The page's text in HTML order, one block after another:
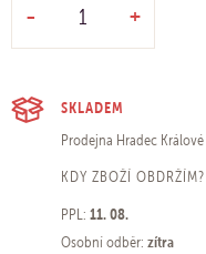
- +
SKLADEM
Prodejna Hradec Králové
KDY ZBOŽÍ OBDRŽÍM?
PPL: 11. 08.
Osobní odběr: zítra